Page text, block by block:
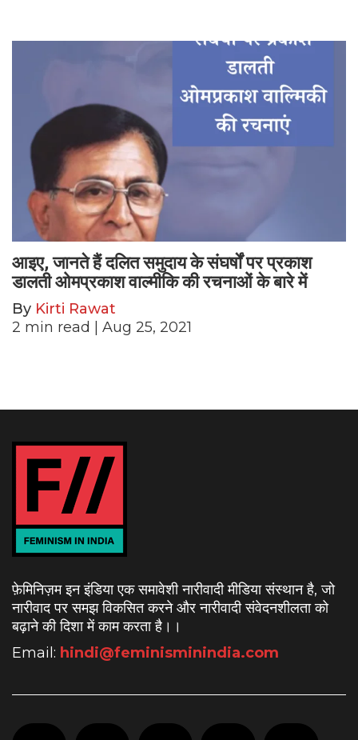
आइए, जानते हैं दलित समुदाय के संघर्षों पर प्रकाश
डालती ओमप्रकाश वाल्मीकि की रचनाओं के बारे में
By Kirti Rawat
2 min read | Aug 25, 2021
फ़ेमिनिज़म इन इंडिया एक समावेशी नारीवादी मीडिया संस्थान है, जो
नारीवाद पर समझ विकसित करने और नारीवादी संवेदनशीलता को
बढ़ाने की दिशा में काम करता है। ।
Email: hindi@feminisminindia.com